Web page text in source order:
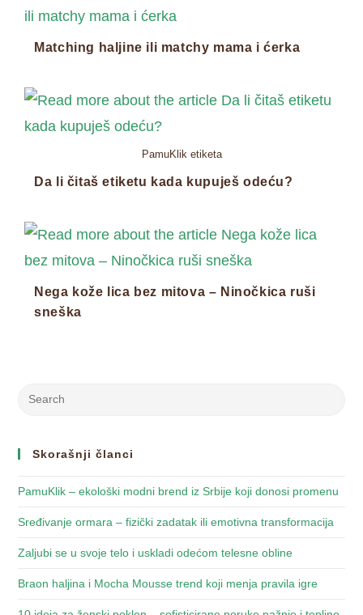
Matching haljine ili matchy mama i ćerka
PamuKlik etiketa
Da li čitaš etiketu kada kupuješ odeću?
Nega kože lica bez mitova – Ninočkica ruši
sneška
Search
Skorašnji članci
PamuKlik – ekološki modni brend iz Srbije koji donosi promenu
Sređivanje ormara – fizički zadatak ili emotivna transformacija
Zaljubi se u svoje telo i uskladi odećom telesne obline
Braon haljina i Mocha Mousse trend koji menja pravila igre